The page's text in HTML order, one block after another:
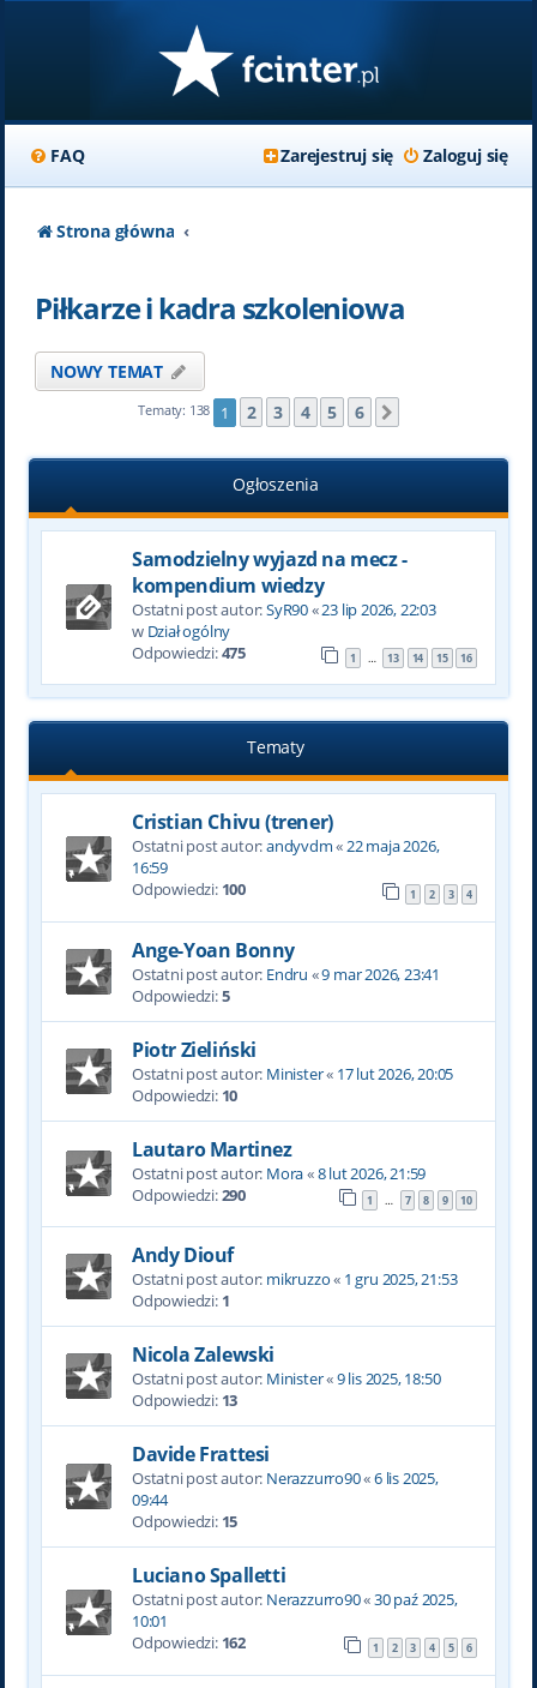
FAQ Zaloguj się
Zarejestruj się
Strona główna
Piłkarze i kadra szkoleniowa
NOWY TEMAT
Tematy: 138 1 2 3 4 5 6
Ogłoszenia
Samodzielny wyjazd na mecz -
kompendium wiedzy
Ostatni post autor:SyR90«23 lip 2026, 22:03
w Dział ogólny
Odpowiedzi:475 1 … 13 14 15 16
Tematy
Cristian Chivu (trener)
Ostatni post autor:andyvdm«22 maja 2026,
16:59
Odpowiedzi: 100 1 2 3 4
Ange-Yoan Bonny
Ostatni post autor: Endru «9 mar 2026, 23:41
Odpowiedzi:5
Piotr Zieliński
Ostatni post autor: Minister« 17 lut 2026, 20:05
Odpowiedzi: 10
Lautaro Martinez
Ostatni post autor: Mora«8 lut 2026, 21:59
Odpowiedzi:290 1 … 7 8 9 10
Andy Diouf
Ostatni post autor: mikruzzo« 1 gru 2025, 21:53
Odpowiedzi: 1
Nicola Zalewski
Ostatni post autor: Minister«9 lis 2025, 18:50
Odpowiedzi: 13
Davide Frattesi
Ostatni post autor: Nerazzurro90«6 lis 2025,
09:44
Odpowiedzi: 15
Luciano Spalletti
Ostatni post autor: Nerazzurro90«30 paź 2025,
10:01
Odpowiedzi: 162 1 2 3 4 5 6